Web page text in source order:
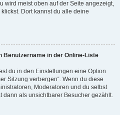
wird meist oben auf der Seite angezeigt,
Dort kannst du alle deine
Benutzername in der Online-Liste
du in den Einstellungen eine Option
Sitzung verbergen“. Wenn du diese
Moderatoren und du selbst
dann als unsichtbarer Besucher gezählt.